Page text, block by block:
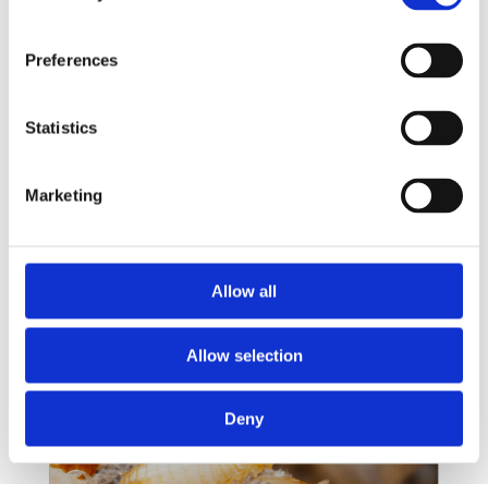
Preferences
Statistics
Marketing
Allow all
Allow selection
Deny
nuisance à cause des démangeaisons rouges
les plus mortelles au monde, comme la
Zika et...